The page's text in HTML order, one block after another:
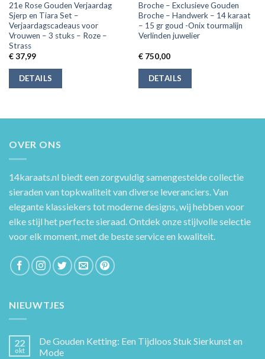
21e Rose Gouden Verjaardag
Sjerp en Tiara Set –
Verjaardagscadeaus voor
Vrouwen – 3 stuks – Roze –
Strass
€37,99
DETAILS
Broche – Exclusieve Gouden
Broche – Handwerk – 14 karaat
– 15 gr goud -Onix tourmalijn
Verlinden juwelier
€750,00
DETAILS
OVER ONS
14karaats.nl biedt een zorgvuldig samengestelde collectie
sieraden van topkwaliteit van diverse leveranciers. Van
elegante klassiekers tot moderne designs, wij hebben voor
elke stijl het perfecte sieraad. Ontdek onze stijlvolle selectie
voor elk moment, met de beste service en kwaliteit.
NIEUWTJES
22
okt
De Gouden Ketting: Een Tijdloos Stuk Sierkunst en
Mode